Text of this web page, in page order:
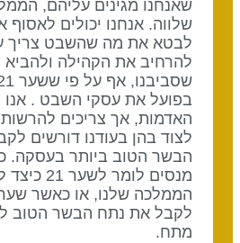
שאנחנו מגינים עליהם,
שלווה. אנחנו יכולים לאסוף
לבטא את מה שהשבט צריך
להרחיב את הקהילה ולהביא
בפועל את עסקי השבט . אנו
לצוד בהן בעודנו דורשים
הבשר הטוב ביותר בעסקה.
מנסים לומר לשער
לקבל את נתח הבשר הטוב
מתח.